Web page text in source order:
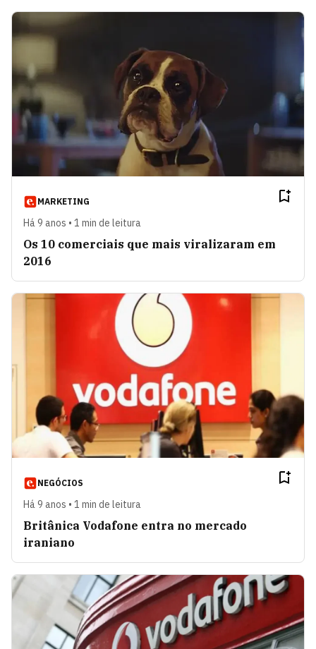
MARKETING
Há 9 anos • 1 min de leitura
Os 10 comerciais que mais viralizaram em
2016
NEGÓCIOS
Há 9 anos • 1 min de leitura
Britânica Vodafone entra no mercado
iraniano